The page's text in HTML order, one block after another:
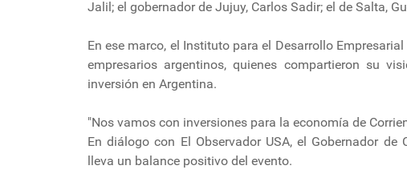
Jalil; el gobernador de Jujuy, Carlos Sadir; el de Salta,
En ese marco, el Instituto para el Desarrollo
empresarios argentinos, quienes compartieron su
inversión en Argentina.
"Nos vamos con inversiones para la economía de
En diálogo con El Observador USA, el Gobernador
lleva un balance positivo del evento.